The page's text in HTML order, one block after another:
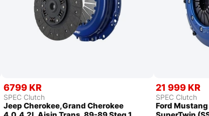
6799 KR
SPEC Clutch
Jeep Cherokee,Grand Cherokee
21 999 KR
SPEC Clutch
Ford